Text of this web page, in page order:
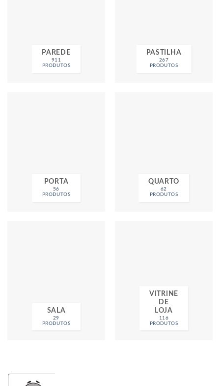
PAREDE
911
PRODUTOS
PASTILHA
267
PRODUTOS
PORTA
56
PRODUTOS
QUARTO
62
PRODUTOS
SALA
29
PRODUTOS
VITRINE
DE
LOJA
116
PRODUTOS